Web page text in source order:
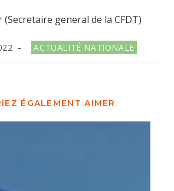
general de la CFDT)
Post
category:
ACTUALITÉ NATIONALE
ÉGALEMENT AIMER